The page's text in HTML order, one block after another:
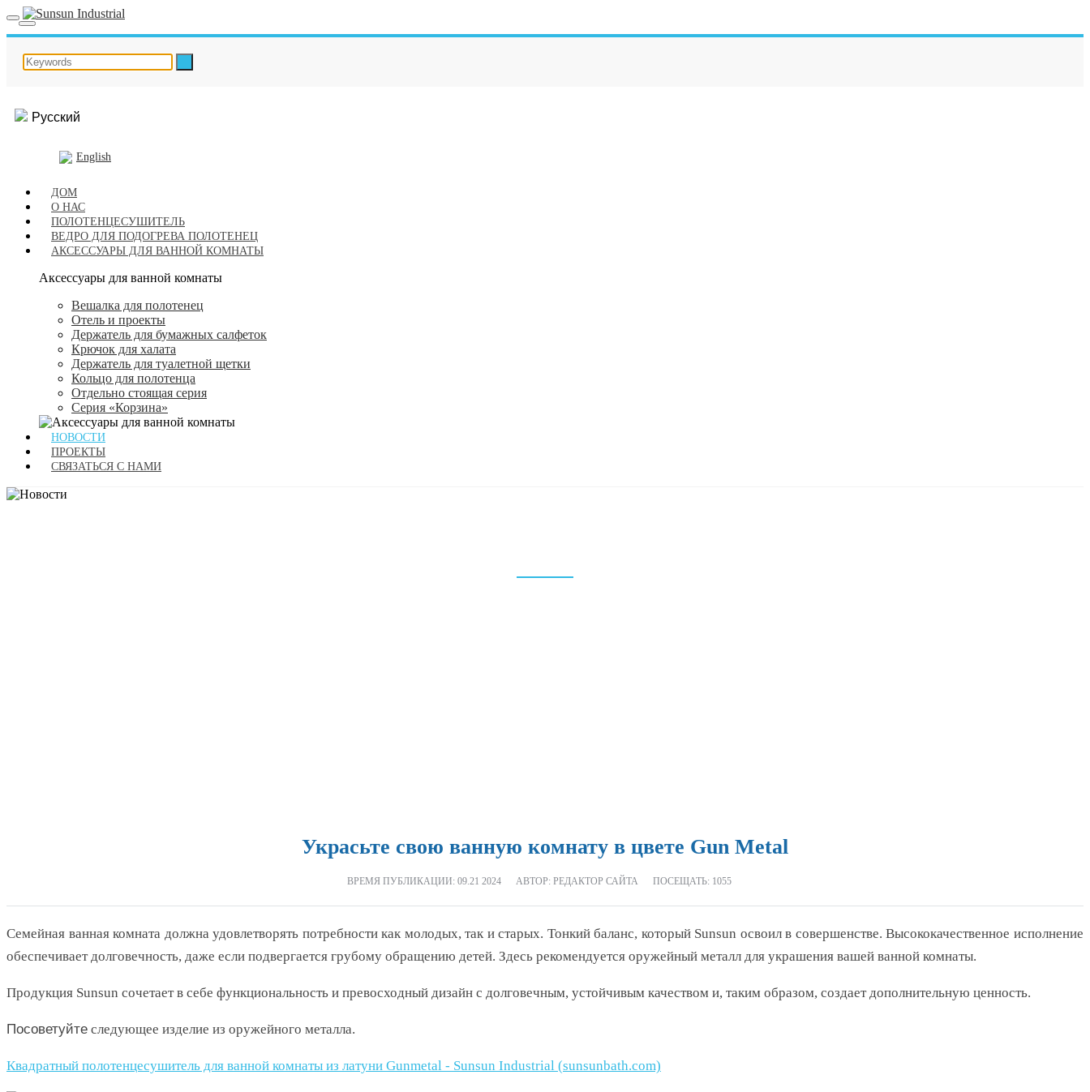
Русский
English
ДОМ
О НАС
ПОЛОТЕНЦЕСУШИТЕЛЬ
ВЕДРО ДЛЯ ПОДОГРЕВА ПОЛОТЕНЕЦ
АКСЕССУАРЫ ДЛЯ ВАННОЙ КОМНАТЫ
Аксессуары для ванной комнаты
Вешалка для полотенец
Отель и проекты
Держатель для бумажных салфеток
Крючок для халата
Держатель для туалетной щетки
Кольцо для полотенца
Отдельно стоящая серия
Серия «Корзина»
НОВОСТИ
ПРОЕКТЫ
СВЯЗАТЬСЯ С НАМИ
Украсьте свою ванную комнату в цвете Gun Metal
ВРЕМЯ ПУБЛИКАЦИИ: 09.21 2024 АВТОР: РЕДАКТОР САЙТА ПОСЕЩАТЬ: 1055
Семейная ванная комната должна удовлетворять потребности как молодых, так и старых. Тонкий баланс, который Sunsun освоил в совершенстве. Высококачественное исполнение
обеспечивает долговечность, даже если подвергается грубому обращению детей. Здесь рекомендуется оружейный металл для украшения вашей ванной комнаты.
Продукция Sunsun сочетает в себе функциональность и превосходный дизайн с долговечным, устойчивым качеством и, таким образом, создает дополнительную ценность.
Посоветуйте следующее изделие из оружейного металла.
Квадратный полотенцесушитель для ванной комнаты из латуни Gunmetal - Sunsun Industrial (sunsunbath.com)